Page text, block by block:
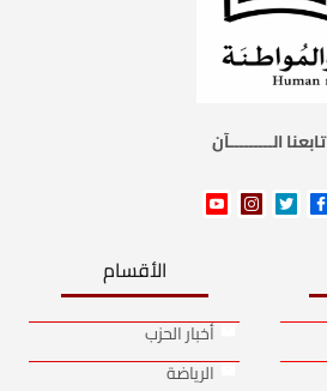
تابعنا الـــــــــآن
الأقسام
أخبار الحزب
الرياضة